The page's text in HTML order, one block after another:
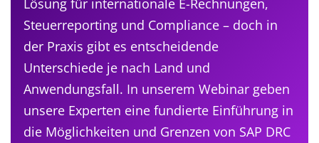
Steuerreporting und Compliance – doch in
der Praxis gibt es entscheidende
Unterschiede je nach Land und
Anwendungsfall. In unserem Webinar geben
unsere Experten eine fundierte Einführung in
die Möglichkeiten und Grenzen von SAP DRC